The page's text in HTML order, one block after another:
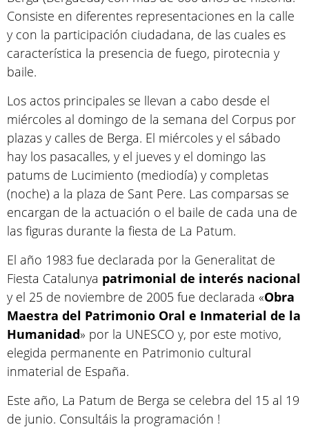
Consiste en diferentes representaciones en la calle
y con la participación ciudadana, de las cuales es
característica la presencia de fuego, pirotecnia y
baile.
Los actos principales se llevan a cabo desde el
miércoles al domingo de la semana del Corpus por
plazas y calles de Berga. El miércoles y el sábado
hay los pasacalles, y el jueves y el domingo las
patums de Lucimiento (mediodía) y completas
(noche) a la plaza de Sant Pere. Las comparsas se
encargan de la actuación o el baile de cada una de
las figuras durante la fiesta de La Patum.
El año 1983 fue declarada por la Generalitat de
Fiesta Catalunya patrimonial de interés nacional
y el 25 de noviembre de 2005 fue declarada «Obra
Maestra del Patrimonio Oral e Inmaterial de la
Humanidad» por la UNESCO y, por este motivo,
elegida permanente en Patrimonio cultural
inmaterial de España.
Este año, La Patum de Berga se celebra del 15 al 19
de junio. Consultáis la programación !